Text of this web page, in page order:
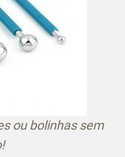
ou bolinhas sem